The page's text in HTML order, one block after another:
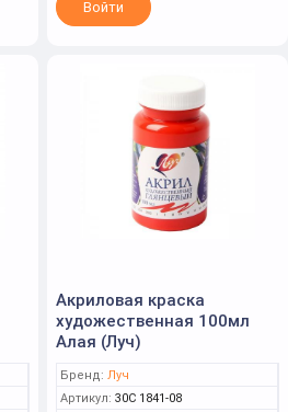
Войти
Акриловая краска
художественная 100мл
Алая (Луч)
Бренд: Луч
Артикул: 30С 1841-08